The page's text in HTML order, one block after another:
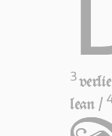
3
lean /